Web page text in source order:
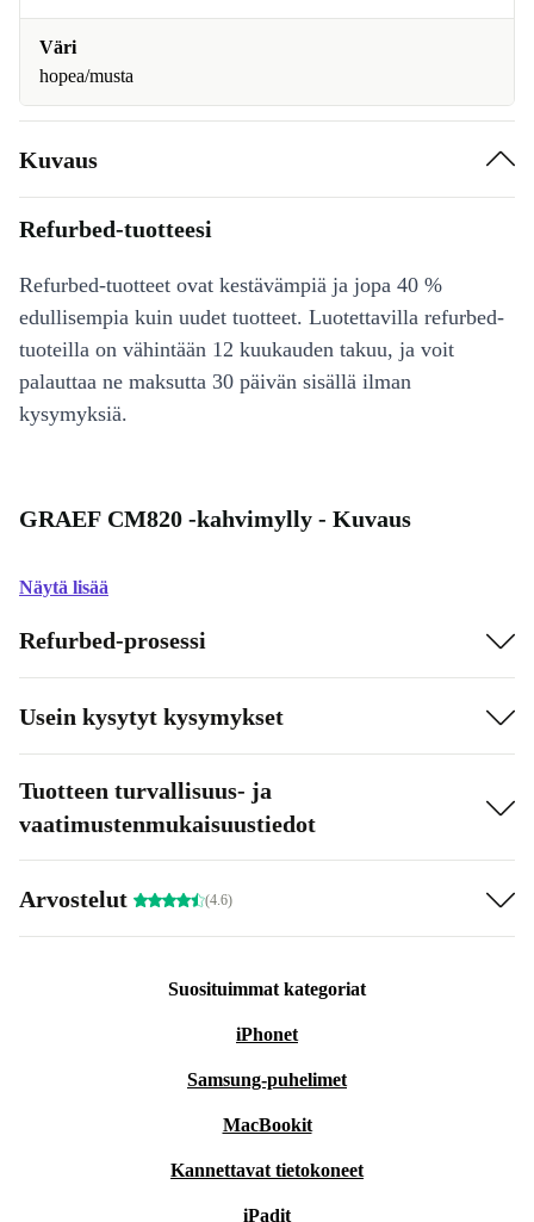
Väri
hopea/musta
Kuvaus
Refurbed-tuotteesi
Refurbed-tuotteet ovat kestävämpiä ja jopa 40 %
edullisempia kuin uudet tuotteet. Luotettavilla refurbed-
tuoteilla on vähintään 12 kuukauden takuu, ja voit
palauttaa ne maksutta 30 päivän sisällä ilman
kysymyksiä.
GRAEF CM820 -kahvimylly - Kuvaus
Näytä lisää
Refurbed-prosessi
Usein kysytyt kysymykset
Tuotteen turvallisuus- ja
vaatimustenmukaisuustiedot
Arvostelut (4.6)
Suosituimmat kategoriat
iPhonet
Samsung-puhelimet
MacBookit
Kannettavat tietokoneet
iPadit